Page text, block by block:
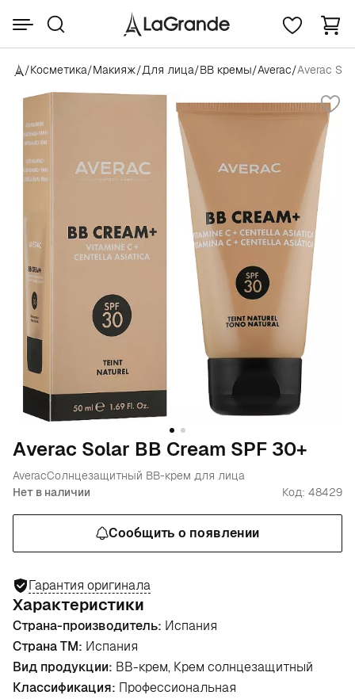
/Косметика/Макияж/Для лица/BB кремы/Averac/Аverac
Аverac Solar ВВ Cream SPF 30+
AveracСолнцезащитный ВВ-крем для лица
Нет в наличии
Код: 48429
Сообщить о появлении
Гарантия оригинала
Характеристики
Страна-производитель: Испания
Страна ТМ: Испания
Вид продукции: BB-крем, Крем солнцезащитный
Классификация: Профессиональная